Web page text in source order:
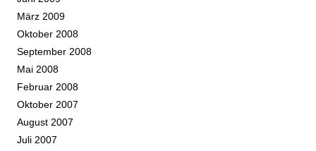
März 2009
Oktober 2008
September 2008
Mai 2008
Februar 2008
Oktober 2007
August 2007
Juli 2007